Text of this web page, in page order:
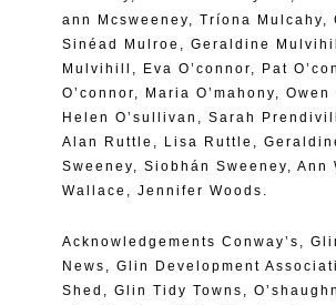
ann Mcsweeney, Tríona Mulcahy,
Sinéad Mulroe, Geraldine
Mulvihill, Eva O’connor, Pat
O’connor, Maria O’mahony, Owen
Helen O’sullivan, Sarah
Alan Ruttle, Lisa Ruttle,
Sweeney, Siobhán Sweeney, Ann
Wallace, Jennifer Woods.
Acknowledgements Conway’s,
News, Glin Development
Shed, Glin Tidy Towns,